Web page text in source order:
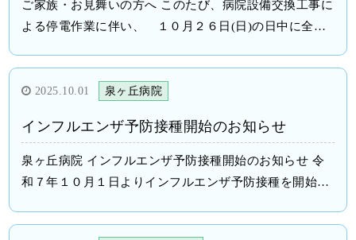
せ
ご家族・お見舞いの方へ このたび、病院設備交換工事に
よる停電作業に伴い、 １０月２６日(日)の日中に全館
伴う電子機器の動作確認等により、通常業務の状態に復
旧するまでには時間が掛かる為、ご家族様には大変ご迷
せて頂きますので、ご協力の程よろしくお願い申し上げ
ます。 医療法人保仁会 泉ヶ丘病院 院長
2025.10.01 泉ヶ丘病院
インフルエンザ予防接種開始のお知らせ
泉ヶ丘病院 インフルエンザ予防接種開始のお知らせ 令
和７年１０月１日よりインフルエンザ予防接種を開始い